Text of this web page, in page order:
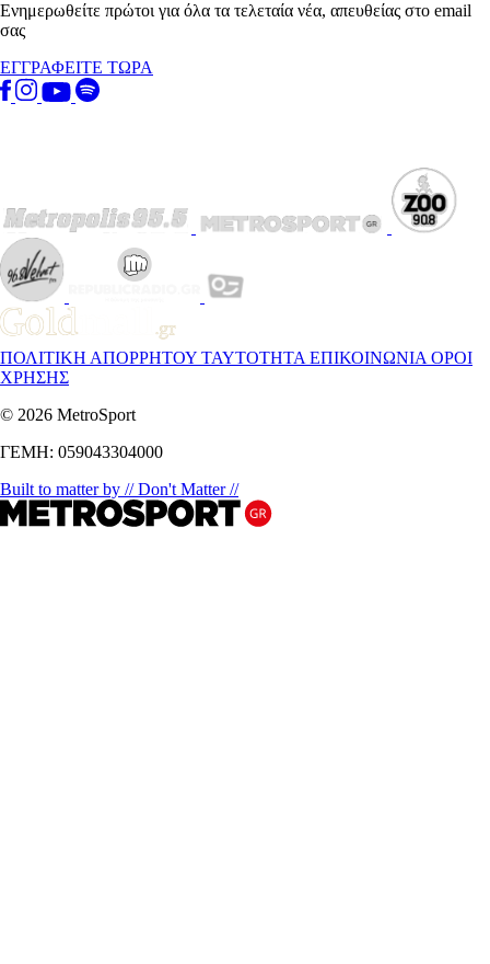
Ενημερωθείτε πρώτοι για όλα τα τελεταία νέα, απευθείας στο email
σας
ΕΓΓΡΑΦΕΙΤΕ ΤΩΡΑ
ΠΟΛΙΤΙΚΗ ΑΠΟΡΡΗΤΟΥ ΤΑΥΤΟΤΗΤΑ ΕΠΙΚΟΙΝΩΝΙΑ ΟΡΟΙ
ΧΡΗΣΗΣ
© 2026 MetroSport
ΓΕΜΗ: 059043304000
Built to matter by // Don't Matter //